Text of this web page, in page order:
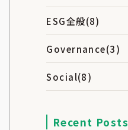
ESG全般(8)
Governance(3)
Social(8)
Recent Posts